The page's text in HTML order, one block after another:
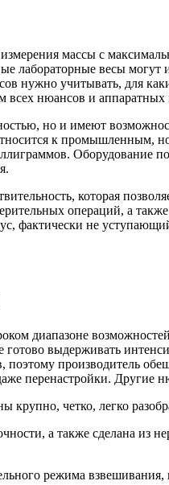
массы с
лабораторные весы
учитывать, для
нюансов и
но и имеют
к промышленным,
Оборудование
которая
операций, а
фактически не
диапазоне
выдерживать
поэтому производитель
перенастройки. Другие
крупно, четко, легко
а также сделана
режима взвешивания,